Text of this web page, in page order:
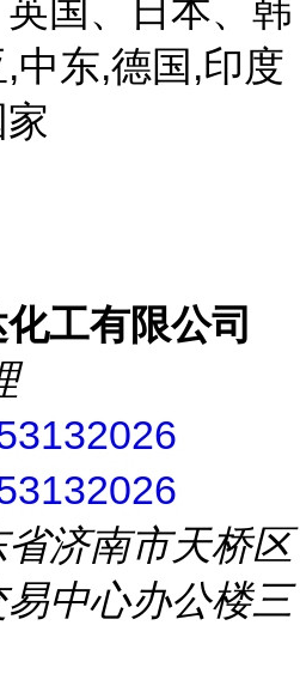
国、日本、韩
中东,德国,印度
工有限公司
济南市天桥区
中心办公楼三